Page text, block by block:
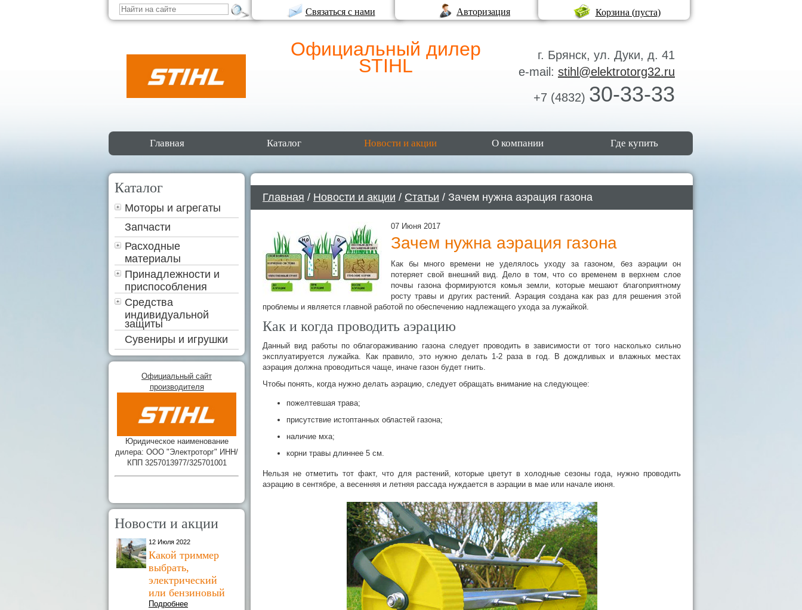
Связаться с нами Авторизация Корзина (пуста)
Официальный дилер
STIHL
г. Брянск, ул. Дуки, д. 41
e-mail: stihl@elektrotorg32.ru
+7 (4832) 30-33-33
Главная Каталог Новости и акции О компании Где купить
Каталог
Моторы и агрегаты
Запчасти
Расходные
материалы
Принадлежности и
приспособления
Средства
индивидуальной
защиты
Сувениры и игрушки
Официальный сайт
производителя
Юридическое наименование
дилера: ООО "Электроторг" ИНН/
КПП 3257013977/325701001
Новости и акции
12 Июля 2022
Какой триммер
выбрать,
электрический
или бензиновый
Подробнее
Главная / Новости и акции / Статьи / Зачем нужна аэрация газона
07 Июня 2017
Зачем нужна аэрация газона
Как бы много времени не уделялось уходу за газоном, без аэрации он
потеряет свой внешний вид. Дело в том, что со временем в верхнем слое
почвы газона формируются комья земли, которые мешают благоприятному
росту травы и других растений. Аэрация создана как раз для решения этой
проблемы и является главной работой по обеспечению надлежащего ухода за лужайкой.
Как и когда проводить аэрацию
Данный вид работы по облагораживанию газона следует проводить в зависимости от того насколько сильно
эксплуатируется лужайка. Как правило, это нужно делать 1-2 раза в год. В дождливых и влажных местах
аэрация должна проводиться чаще, иначе газон будет гнить.
Чтобы понять, когда нужно делать аэрацию, следует обращать внимание на следующее:
пожелтевшая трава;
присутствие истоптанных областей газона;
наличие мха;
корни травы длиннее 5 см.
Нельзя не отметить тот факт, что для растений, которые цветут в холодные сезоны года, нужно проводить
аэрацию в сентябре, а весенняя и летняя рассада нуждается в аэрации в мае или начале июня.